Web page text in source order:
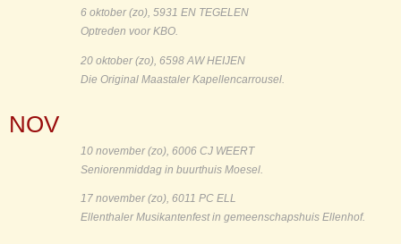
6 oktober (zo), 5931 EN TEGELEN
Optreden voor KBO.
20 oktober (zo), 6598 AW HEIJEN
Die Original Maastaler Kapellencarrousel.
NOV
10 november (zo), 6006 CJ WEERT
Seniorenmiddag in buurthuis Moesel.
17 november (zo), 6011 PC ELL
Ellenthaler Musikantenfest in gemeenschapshuis Ellenhof.